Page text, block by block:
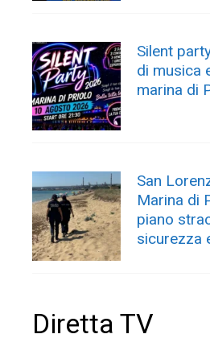
Silent
di musica
marina di
San
Marina di
piano
sicurezza
Diretta TV